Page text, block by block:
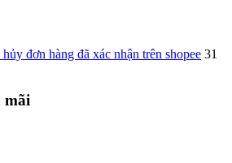
đơn hàng đã xác nhận trên shopee 31
mãi